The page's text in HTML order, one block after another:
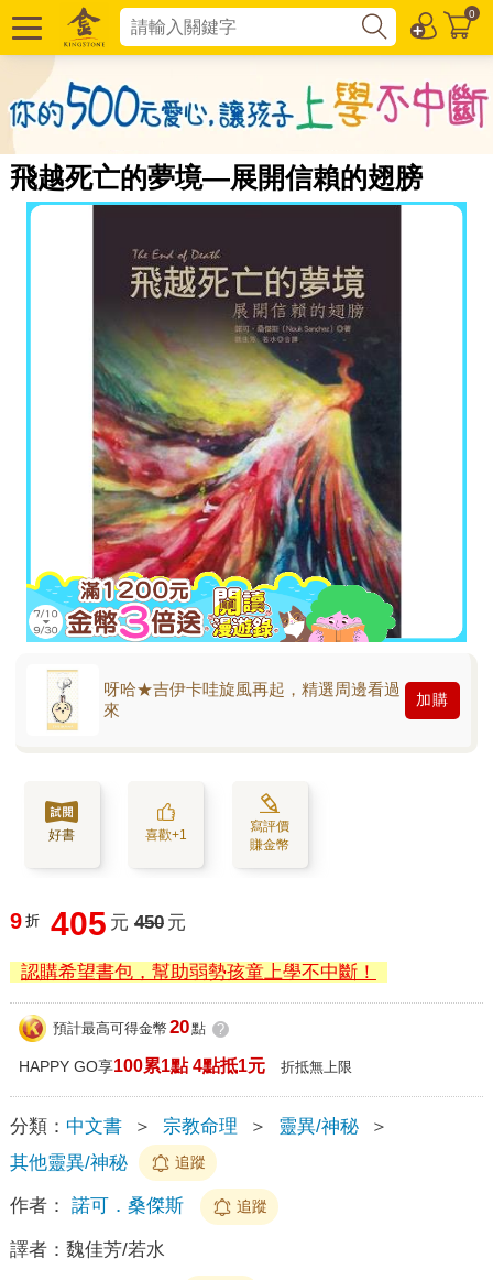
0
飛越死亡的夢境—展開信賴的翅膀
呀哈★吉伊卡哇旋風再起，精選周邊看過
來
加購
好書 喜歡+1
寫評價
賺金幣
9 折 405 元 450 元
認購希望書包，幫助弱勢孩童上學不中斷！
預計最高可得金幣 20點 ?
HAPPY GO享100累1點 4點抵1元 折抵無上限
分類： 中文書 ＞ 宗教命理 ＞ 靈異/神秘
＞
其他靈異/神秘
追蹤
作者： 諾可．桑傑斯 追蹤
譯者： 魏佳芳/若水